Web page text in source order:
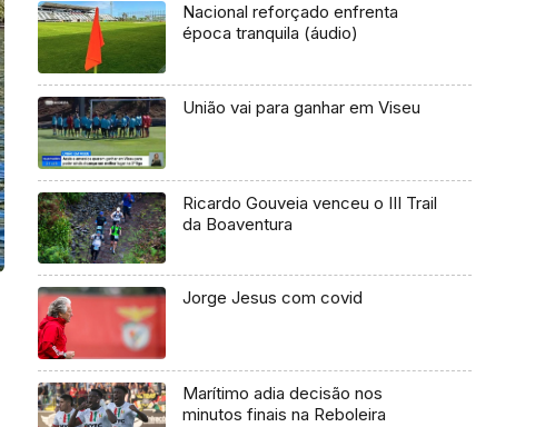
Nacional reforçado enfrenta
época tranquila (áudio)
União vai para ganhar em Viseu
Ricardo Gouveia venceu o III Trail
da Boaventura
Jorge Jesus com covid
Marítimo adia decisão nos
minutos finais na Reboleira